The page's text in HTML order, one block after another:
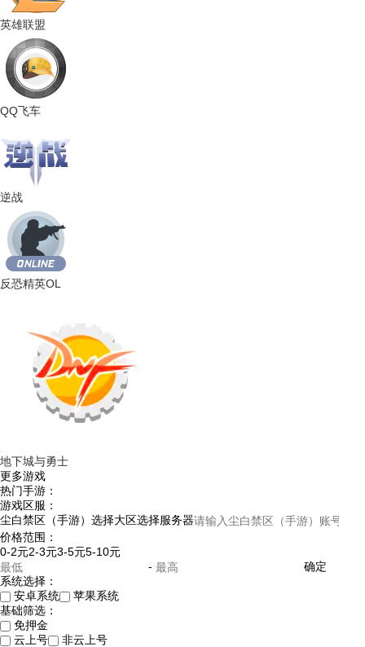
英雄联盟
QQ飞车
逆战
反恐精英OL
地下城与勇士
更多游戏
热门手游：
游戏区服：
尘白禁区（手游） 选择大区选择服务器
价格范围：
0-2元2-3元3-5元5-10元
-
确定
系统选择：
安卓系统
苹果系统
基础筛选：
免押金
云上号
非云上号